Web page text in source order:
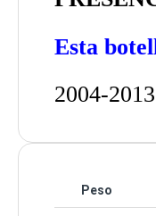
Esta
2004-
Peso